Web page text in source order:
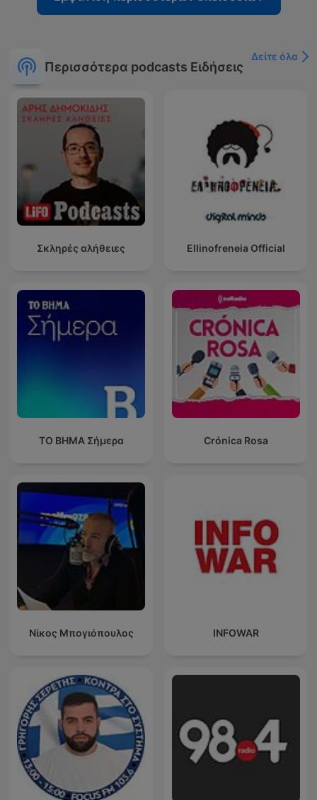
Περισσότερα podcasts Ειδήσεις
Δείτε όλα
Σκληρές αλήθειες Ellinofreneia Official
ΤΟ ΒΗΜΑ Σήμερα Crónica Rosa
Νίκος Μπογιόπουλος INFOWAR